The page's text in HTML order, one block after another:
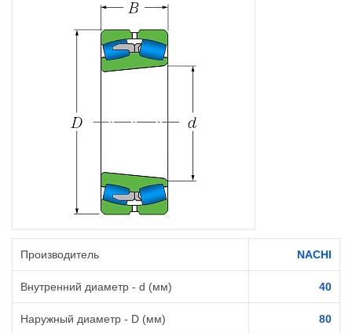
Производитель NACHI
Внутренний диаметр - d (мм) 40
Наружный диаметр - D (мм) 80